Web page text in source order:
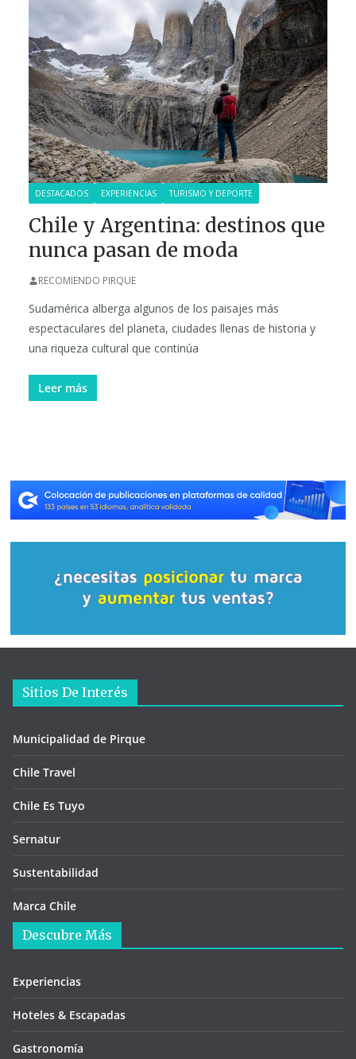
DESTACADOS EXPERIENCIAS TURISMO Y DEPORTE
Chile y Argentina: destinos que
nunca pasan de moda
RECOMIENDO PIRQUE
Sudamérica alberga algunos de los paisajes más
espectaculares del planeta, ciudades llenas de historia y
una riqueza cultural que continúa
Leer más
Sitios De Interés
Municipalidad de Pirque
Chile Travel
Chile Es Tuyo
Sernatur
Sustentabilidad
Marca Chile
Descubre Más
Experiencias
Hoteles & Escapadas
Gastronomía